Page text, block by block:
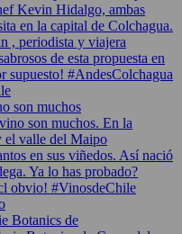
son muchos
Botanics de